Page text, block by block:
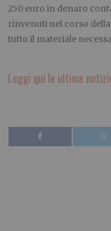
250 euro in denaro
rinvenuti nel corso
tutto il materiale
Leggi qui le ultime